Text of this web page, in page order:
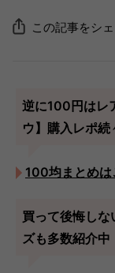
この記事をシ
逆に100円はレ
ウ】購入レポ続
100均まとめは
買って後悔し
ズも多数紹介中